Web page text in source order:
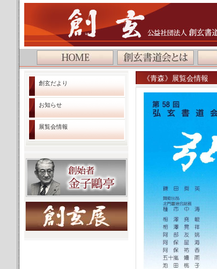
公益社団法人 創玄書道会
創玄だより
お知らせ
展覧会情報
《青森》展覧会情